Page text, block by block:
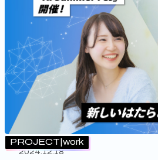
PROJECT work
2024.12.18